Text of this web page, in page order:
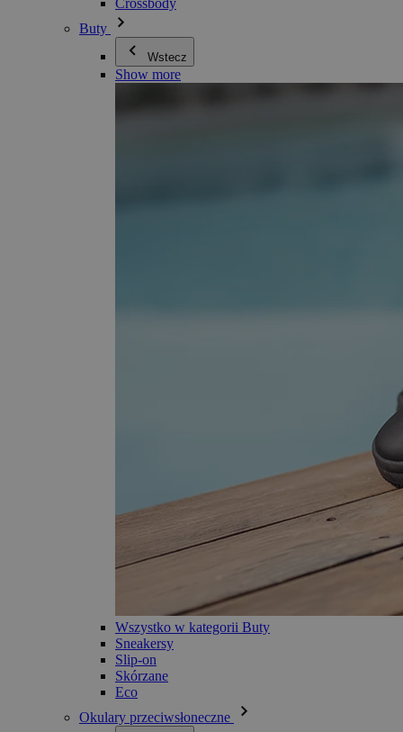
Crossbody
Buty
Wstecz
Show more
Wszystko w kategorii Buty
Sneakersy
Slip-on
Skórzane
Eco
Okulary przeciwsłoneczne